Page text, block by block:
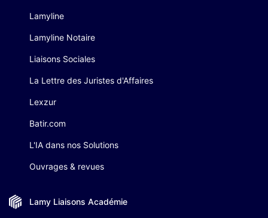
Lamyline
Lamyline Notaire
Liaisons Sociales
La Lettre des Juristes d'Affaires
Lexzur
Batir.com
L'IA dans nos Solutions
Ouvrages & revues
Lamy Liaisons Académie